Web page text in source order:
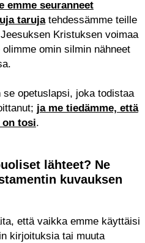
emme seuranneet
tarujatehdessämme teille
Kristuksen voimaa
omin silmin nähneet
opetuslapsi, joka todistaa
ja me tiedämme, että
on tosi.
lähteet? Ne
kuvauksen
että vaikka emme käyttäisi
kirjoituksia tai muuta